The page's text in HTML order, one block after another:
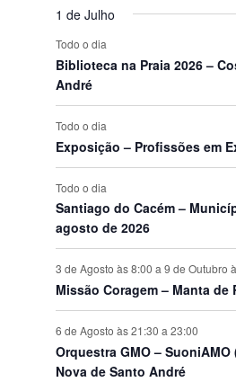
e
E
v
e
n
t
o
s
s
s
t
o
s
t
t
t
s
n
t
o
s
n
o
o
o
v
e
n
t
o
s
v
o
v
n
o
v
n
o
1 de Julho
Todo o dia
Biblioteca na Praia 2026 –
André
Todo o dia
Exposição – Profissões em
Todo o dia
Santiago do Cacém –
agosto de 2026
3 de Agosto às 8:00 a 9 de Outubro
Missão Coragem – Manta de
6 de Agosto às 21:30 a 23:00
Orquestra GMO – SuoniAMO
Nova de Santo André